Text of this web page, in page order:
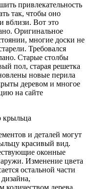
привлекательность
так, чтобы оно
вблизи. Вот это
Оригинальное
многие доски не
Требовался
Старые столбы
пол, старая решетка
новые перила
деревом и многое
на сайте
и деталей могут
красивый вид.
оконные
Изменение цвета
остальной части